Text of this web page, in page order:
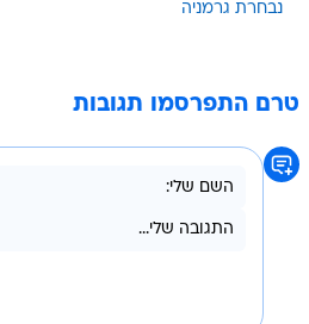
נבחרת גרמניה
טרם התפרסמו תגובות